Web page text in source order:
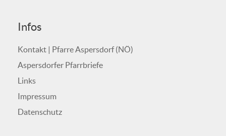
Infos
Kontakt | Pfarre Aspersdorf (NÖ)
Aspersdorfer Pfarrbriefe
Links
Impressum
Datenschutz